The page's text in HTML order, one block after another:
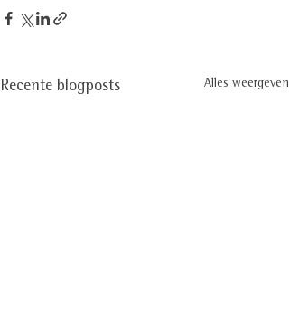
Recente blogposts Alles weergeven